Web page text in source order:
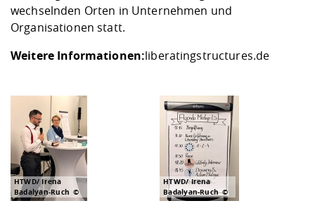
wechselnden Orten in Unternehmen und
Organisationen statt.
Weitere Informationen:liberatingstructures.de
HTWD/ Irena
Badalyan-Ruch
HTWD/ Irena
Badalyan-Ruch